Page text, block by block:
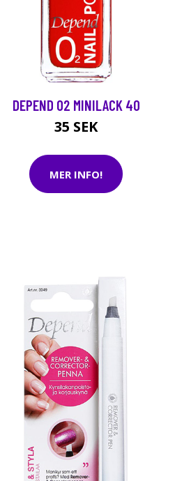
DEPEND O2 MINILACK 40
35 SEK
MER INFO!